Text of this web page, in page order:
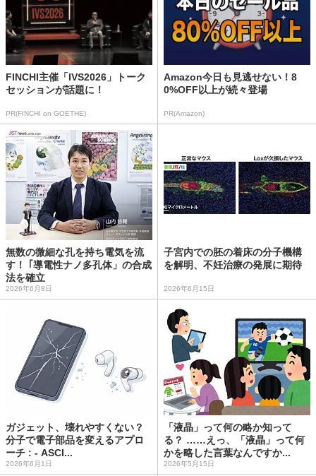
FINCHI主催「IVS2026」トーク
セッションが話題に！
PR(FINCHI on GOETHE)
Amazon今日も見逃せない！8
0%OFF以上が続々登場
PR(Amazon)
無数の微細な孔を持ち電気を流
す！ ｢導電性ナノ多孔体」の合成
法を確立
2026年6月8日
子宮内での胚の着床の分子機構
を解明、不妊治療の発展に期待
2026年6月15日
ガジェット、壊れやすくない？
分子で電子部品を変えるアプロ
ーチ : - ASCI...
2026年6月1日
「液晶」って何の略か知って
る？ ……えっ、「液晶」って何
かを略した言葉なんですか...
2026年5月15日